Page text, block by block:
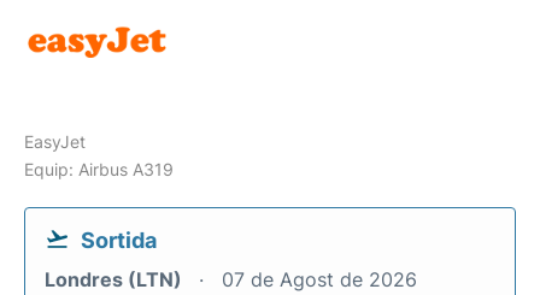
EasyJet
Equip: Airbus A319
Sortida
Londres (LTN) 07 de Agost de 2026